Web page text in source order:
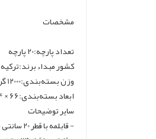
مشخصات
تعداد پارچه:20 پارچه
کشور مبداء برند:ترکیه
وزن بسته‌بندی:12000 گرم
ابعاد بسته‌بندی:66 × 44 × 40 سانتی‌متر
سایر توضیحات
- قابلمه با قطر 20 سانتی متر